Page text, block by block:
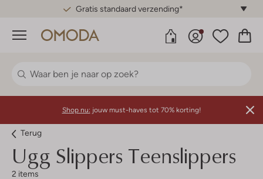
Gratis standaard verzending*
Menu
Shop nu: jouw must-haves tot 70% korting!
Terug
Ugg Slippers Teenslippers
2 items